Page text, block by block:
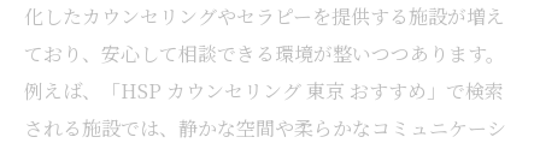
化したカウンセリングやセラピーを提供する施設が増え
ており、安心して相談できる環境が整いつつあります。
例えば、「HSP カウンセリング 東京 おすすめ」で検索
される施設では、静かな空間や柔らかなコミュニケーシ